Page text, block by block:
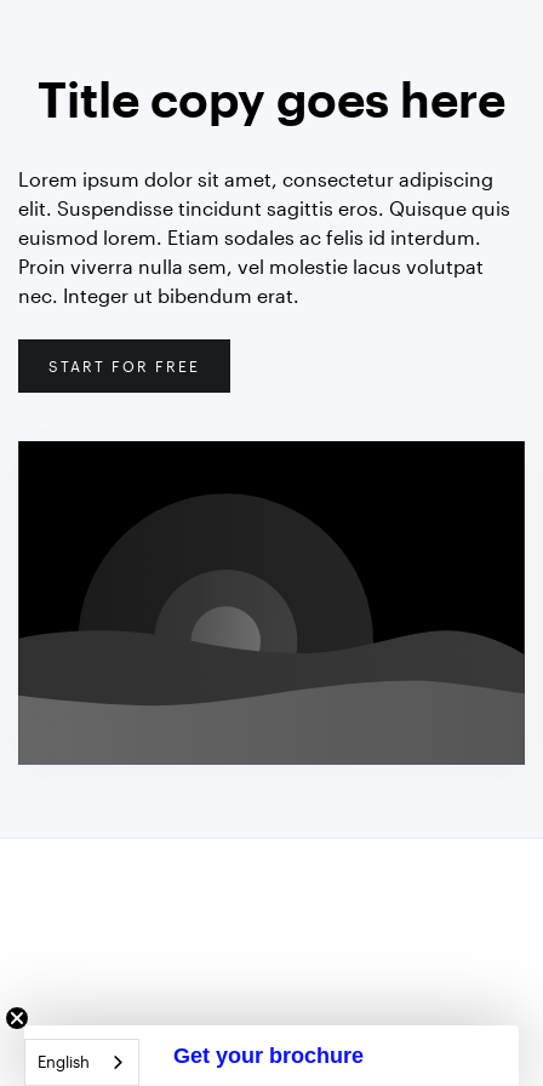
Title copy goes here
Lorem ipsum dolor sit amet, consectetur adipiscing
elit. Suspendisse tincidunt sagittis eros. Quisque quis
euismod lorem. Etiam sodales ac felis id interdum.
Proin viverra nulla sem, vel molestie lacus volutpat
nec. Integer ut bibendum erat.
START FOR FREE
English Get your brochure